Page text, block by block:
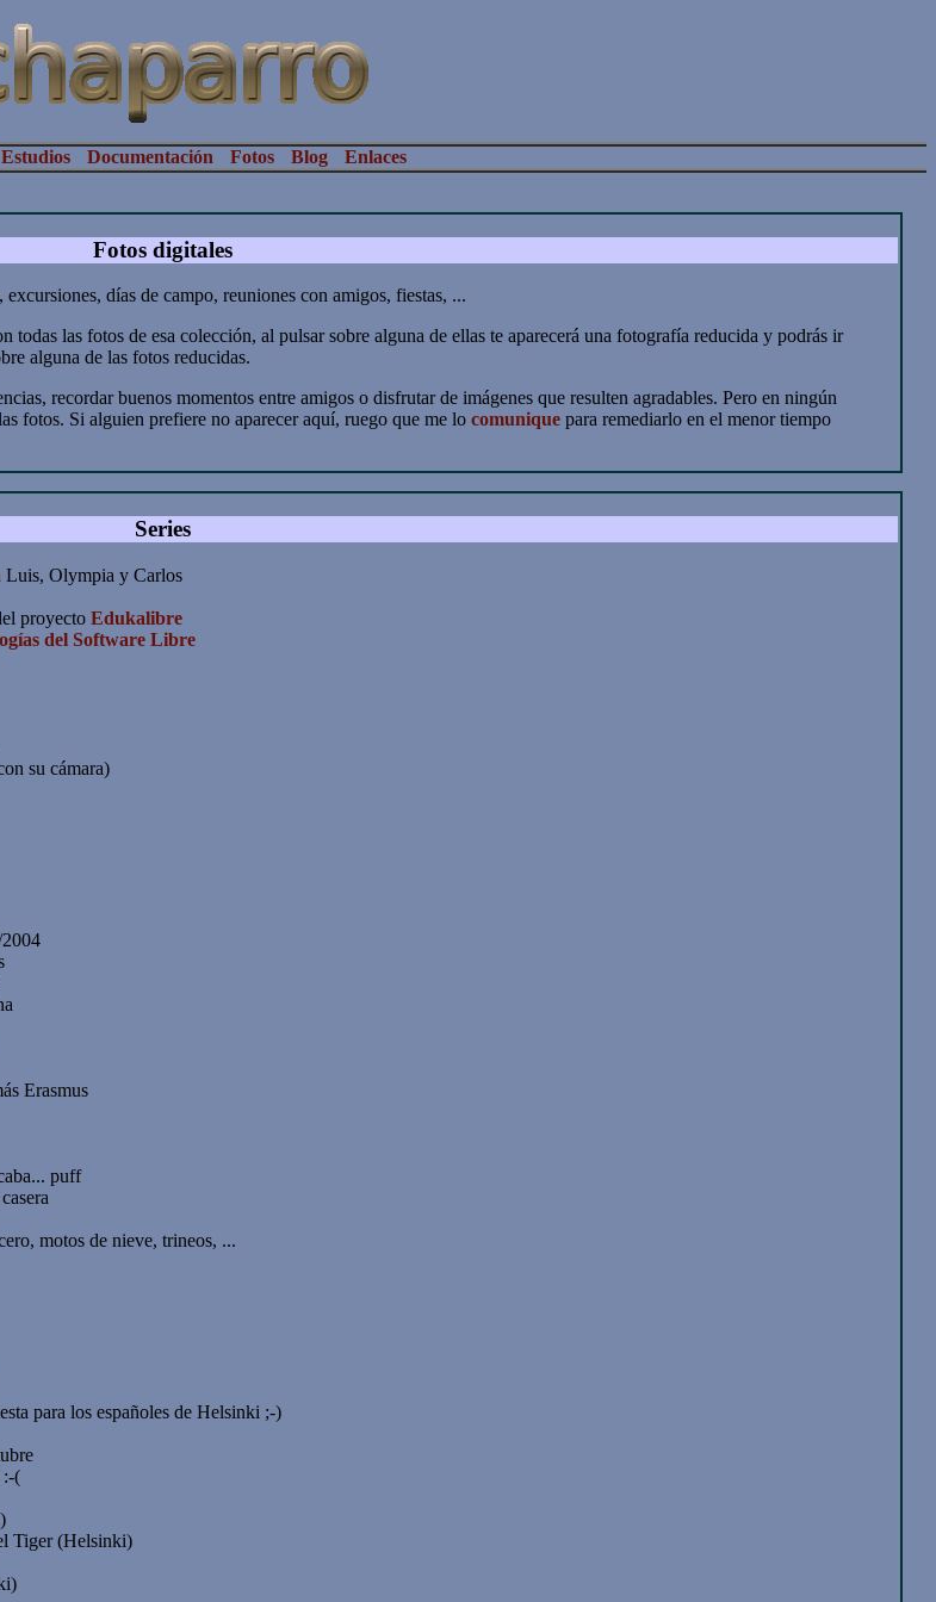
Estudios Documentación Fotos Blog Enlaces
Fotos digitales
días de campo, reuniones con amigos, fiestas, ...
las fotos de esa colección, al pulsar sobre alguna de ellas te aparecerá una fotografía reducida y podrás ir
alguna de las fotos reducidas.
recordar buenos momentos entre amigos o disfrutar de imágenes que resulten agradables. Pero en ningún
fotos. Si alguien prefiere no aparecer aquí, ruego que me locomunique para remediarlo en el menor tiempo
Series
Luis, Olympia y Carlos
proyectoEdukalibre
del Software Libre
su cámara)
Erasmus
puff
motos de nieve, trineos, ...
para los españoles de Helsinki ;-)
:-(
Tiger (Helsinki)